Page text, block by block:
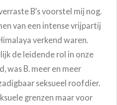
B’s voorstel mij nog.
van een intense vrijpartij
verkend waren.
de leidende rol in onze
was B. meer en meer
seksueel roofdier.
grenzen maar voor